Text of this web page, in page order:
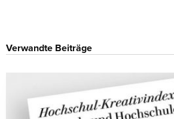
Verwandte Beiträge